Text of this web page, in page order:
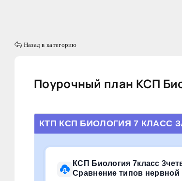
Назад в категорию
Поурочный план КСП
КТП КСП БИОЛОГИЯ 7 КЛАСС
КСП Биология 7класс
Сравнение типов нервной